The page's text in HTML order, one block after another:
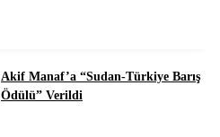
Akif Manaf’a “Sudan-Türkiye Barış
Ödülü” Verildi